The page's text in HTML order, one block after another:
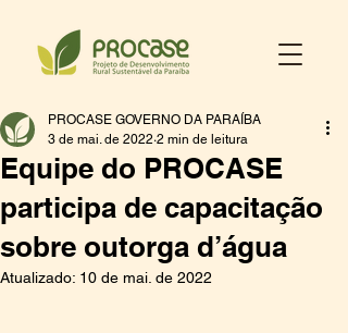
Equipe do PROCASE
participa de capacitação
sobre outorga d’água
PROCASE GOVERNO DA PARAÍBA
3 de mai. de 2022 2 min de leitura
Atualizado: 10 de mai. de 2022